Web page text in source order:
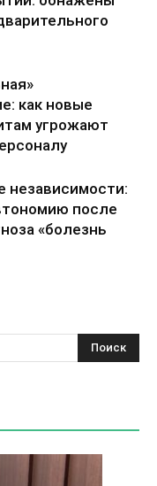
как новые
угрожают
независимости:
после
«болезнь